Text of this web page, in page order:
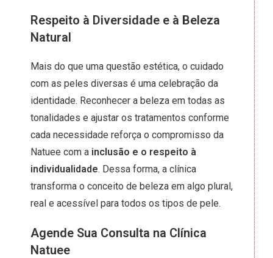
Respeito à Diversidade e à Beleza
Natural
Mais do que uma questão estética, o cuidado
com as peles diversas é uma celebração da
identidade. Reconhecer a beleza em todas as
tonalidades e ajustar os tratamentos conforme
cada necessidade reforça o compromisso da
Natuee com a inclusão e o respeito à
individualidade. Dessa forma, a clínica
transforma o conceito de beleza em algo plural,
real e acessível para todos os tipos de pele.
Agende Sua Consulta na Clínica
Natuee